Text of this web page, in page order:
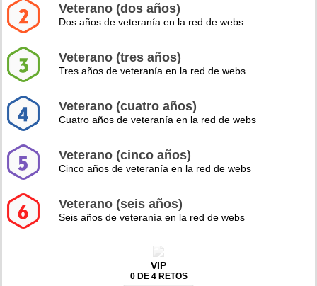
Veterano (dos años)
Dos años de veteranía en la red de webs
Veterano (tres años)
Tres años de veteranía en la red de webs
Veterano (cuatro años)
Cuatro años de veteranía en la red de webs
Veterano (cinco años)
Cinco años de veteranía en la red de webs
Veterano (seis años)
Seis años de veteranía en la red de webs
VIP
0 DE 4 RETOS